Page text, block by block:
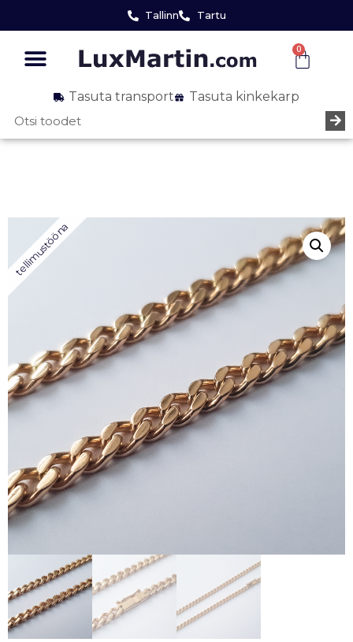
Tallinn Tartu
0
Tasuta transport Tasuta kinkekarp
tellimustööna